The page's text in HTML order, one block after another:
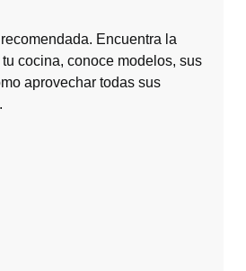
Encuentra la
cocina, conoce modelos, sus
aprovechar todas sus